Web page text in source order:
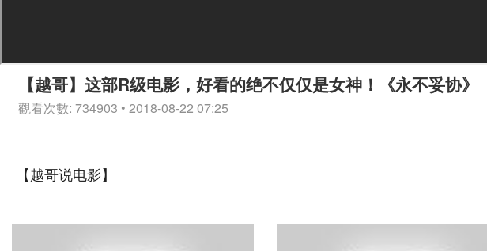
【越哥】这部R级电影，好看的绝不仅仅是女神！《永不妥协》
觀看次數: 734903 • 2018-08-22 07:25
【越哥说电影】